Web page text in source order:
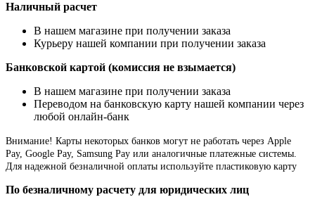
Наличный расчет
В нашем магазине при получении заказа
Курьеру нашей компании при получении заказа
Банковской картой (комиссия не взымается)
В нашем магазине при получении заказа
Переводом на банковскую карту нашей компании через
любой онлайн-банк
Внимание! Карты некоторых банков могут не работать через Apple
Pay, Google Pay, Samsung Pay или аналогичные платежные системы.
Для надежной безналичной оплаты используйте пластиковую карту
По безналичному расчету для юридических лиц